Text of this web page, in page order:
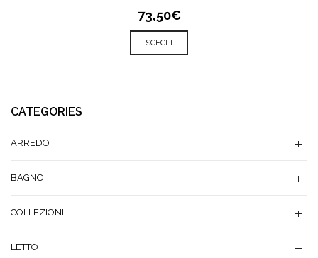
73,50€
SCEGLI
CATEGORIES
ARREDO
BAGNO
COLLEZIONI
LETTO